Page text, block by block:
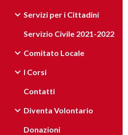
Servizi per i Cittadini
Servizio Civile 2021-2022
Comitato Locale
I Corsi
Contatti
Diventa Volontario
Donazioni